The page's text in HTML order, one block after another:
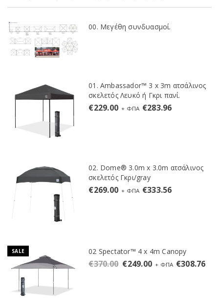
00. Μεγέθη συνδυασμοί.
01. Ambassador™ 3 x 3m ατσάλινος
σκελετός Λευκό ή Γκρι πανί.
€229.00 + ΦΠΑ €283.96
02. Dome® 3.0m x 3.0m ατσάλινος
σκελετός Γκρι/gray
€269.00 + ΦΠΑ €333.56
SALE 02 Spectator™ 4 x 4m Canopy
€370.00 €249.00 + ΦΠΑ €308.76